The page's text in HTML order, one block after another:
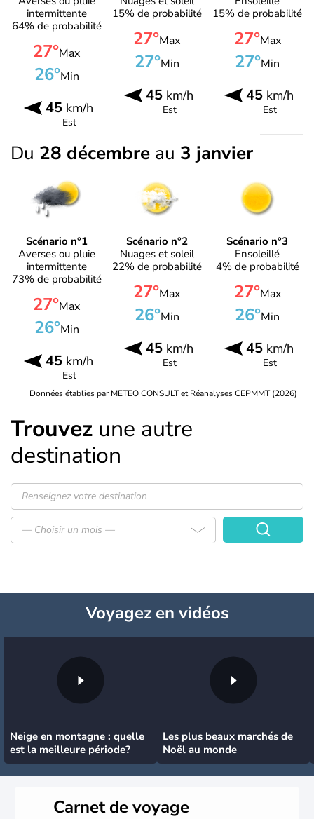
intermittente
64% de probabilité
27°Max
26°Min
45km/h
Est
15% de probabilité
27°Max
27°Min
45km/h
Est
15% de probabilité
27°Max
27°Min
45 km/h
Est
Du 28 décembre au 3 janvier
Scénario n°1
Averses ou pluie
intermittente
73% de probabilité
27°Max
26°Min
45km/h
Est
Scénario n°2
Nuages et soleil
22% de probabilité
27°Max
26°Min
45km/h
Est
Scénario n°3
Ensoleillé
4% de probabilité
27°Max
26°Min
45 km/h
Est
Données établies par METEO CONSULT et Réanalyses CEPMMT (2026)
Trouvez une autre
destination
— Choisir un mois —
Voyagezen vidéos
Neige en montagne : quelle
est la meilleure période?
Les plus beaux marchés de
Noël au monde
Carnet de voyage